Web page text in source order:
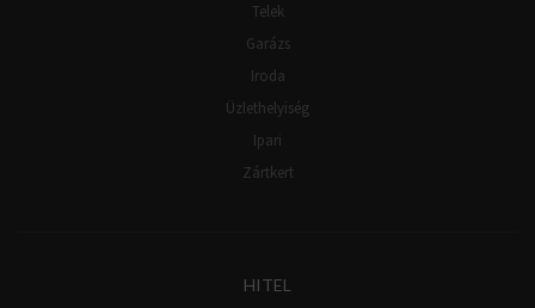
Telek
Garázs
Iroda
Üzlethelyiség
Ipari
Zártkert
HITEL